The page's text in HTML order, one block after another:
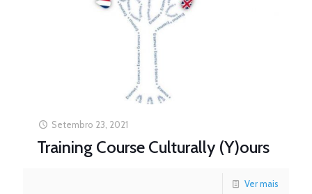
Setembro 23, 2021
Training Course Culturally (Y)ours
Ver mais